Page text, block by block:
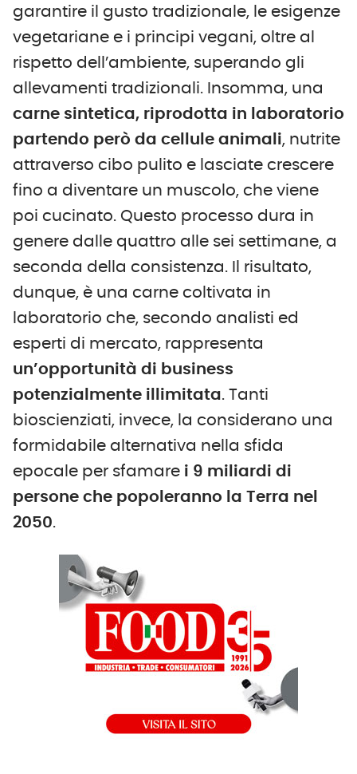
garantire il gusto tradizionale, le esigenze
vegetariane e i principi vegani, oltre al
rispetto dell’ambiente, superando gli
allevamenti tradizionali. Insomma, una
carne sintetica, riprodotta in laboratorio
partendo però da cellule animali, nutrite
attraverso cibo pulito e lasciate crescere
fino a diventare un muscolo, che viene
poi cucinato. Questo processo dura in
genere dalle quattro alle sei settimane, a
seconda della consistenza. Il risultato,
dunque, è una carne coltivata in
laboratorio che, secondo analisti ed
esperti di mercato, rappresenta
un’opportunità di business
potenzialmente illimitata. Tanti
bioscienziati, invece, la considerano una
formidabile alternativa nella sfida
epocale per sfamare i 9 miliardi di
persone che popoleranno la Terra nel
2050.